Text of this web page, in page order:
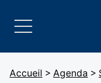
Accueil > Agenda >